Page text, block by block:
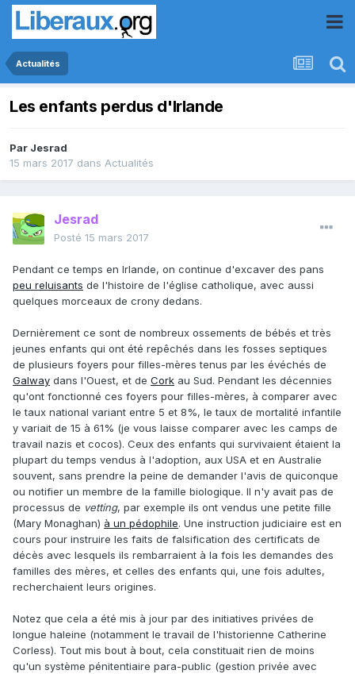
Actualités
Les enfants perdus d'Irlande
Par Jesrad
15 mars 2017 dans Actualités
Jesrad
Posté 15 mars 2017
Pendant ce temps en Irlande, on continue d'excaver des pans
peu reluisants de l'histoire de l'église catholique, avec aussi
quelques morceaux de crony dedans.
Dernièrement ce sont de nombreux ossements de bébés et très
jeunes enfants qui ont été repêchés dans les fosses septiques
de plusieurs foyers pour filles-mères tenus par les évéchés de
Galway dans l'Ouest, et de Cork au Sud. Pendant les décennies
qu'ont fonctionné ces foyers pour filles-mères, à comparer avec
le taux national variant entre 5 et 8%, le taux de mortalité infantile
y variait de 15 à 61% (je vous laisse comparer avec les camps de
travail nazis et cocos). Ceux des enfants qui survivaient étaient la
plupart du temps vendus à l'adoption, aux USA et en Australie
souvent, sans prendre la peine de demander l'avis de quiconque
ou notifier un membre de la famille biologique. Il n'y avait pas de
processus de vetting, par exemple ils ont vendus une petite fille
(Mary Monaghan) à un pédophile. Une instruction judiciaire est en
cours pour instruire les faits de falsification des certificats de
décès avec lesquels ils rembarraient à la fois les demandes des
familles des mères, et celles des enfants qui, une fois adultes,
recherchaient leurs origines.
Notez que cela a été mis à jour par des initiatives privées de
longue haleine (notamment le travail de l'historienne Catherine
Corless). Tout mis bout à bout, cela constituait rien de moins
qu'un système pénitentiaire para-public (gestion privée avec